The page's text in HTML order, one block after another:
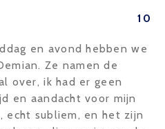
10
en avond hebben we
Ze namen de
over, ik had er geen
en aandacht voor mijn
echt subliem, en het zijn